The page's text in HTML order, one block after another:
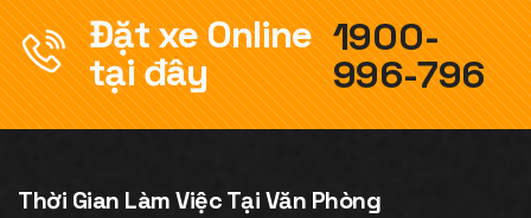
Đặt xe Online
tại đây
1900-
996-796
Thời Gian Làm Việc Tại Văn Phòng